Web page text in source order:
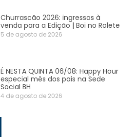
Churrascão 2026: ingressos à
venda para a Edição | Boi no Rolete
5 de agosto de 2026
É NESTA QUINTA 06/08: Happy Hour
especial mês dos pais na Sede
Social BH
4 de agosto de 2026